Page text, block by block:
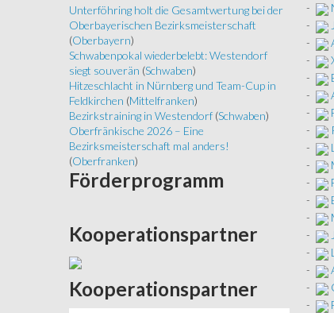
-
-
-
-
-
-
-
-
-
-
-
-
-
-
-
-
-
-
Unterföhring holt die Gesamtwertung bei der
Oberbayerischen Bezirksmeisterschaft
(Oberbayern)
Schwabenpokal wiederbelebt: Westendorf
siegt souverän (Schwaben)
Hitzeschlacht in Nürnberg und Team-Cup in
Feldkirchen (Mittelfranken)
Bezirkstraining in Westendorf (Schwaben)
Oberfränkische 2026 – Eine
Bezirksmeisterschaft mal anders!
(Oberfranken)
Förderprogramm
Kooperationspartner
Kooperationspartner